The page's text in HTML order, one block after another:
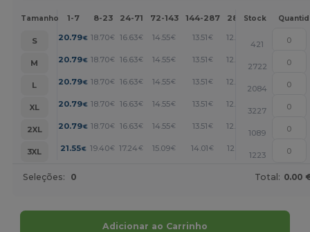
Tamanho 1-7 8-23 24-71 72-143 144-287 288 + Mais
Stock
S 20.79€ 18.70€ 16.63€ 14.55€ 13.51€ 12.47
421
M
20.79€ 18.70€ 16.63€ 14.55€ 13.51€ 12.47 +
2722
L
20.79€ 18.70€ 16.63€ 14.55€ 13.51€ 12.47 +
2084
XL
20.79€ 18.70€ 16.63€ 14.55€ 13.51€ 12.47 +
3227
2XL
20.79€ 18.70€ 16.63€ 14.55€ 13.51€ 12.47 +
1089
3XL
21.55€ 19.40€ 17.24 € 15.09€ 14.01 € 12.93 +
1223
Seleções: 0 Total: 0.00
Adicionar ao Carrinho